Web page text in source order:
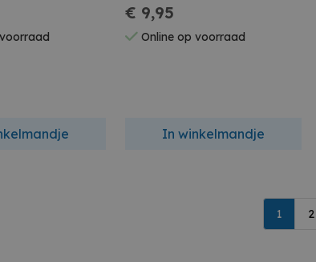
€ 9,95
Online op voorraad
In winkelmandje
1 2